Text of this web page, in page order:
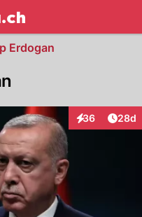
NAU.ch
Erdogan
36
Interaktionen
28d